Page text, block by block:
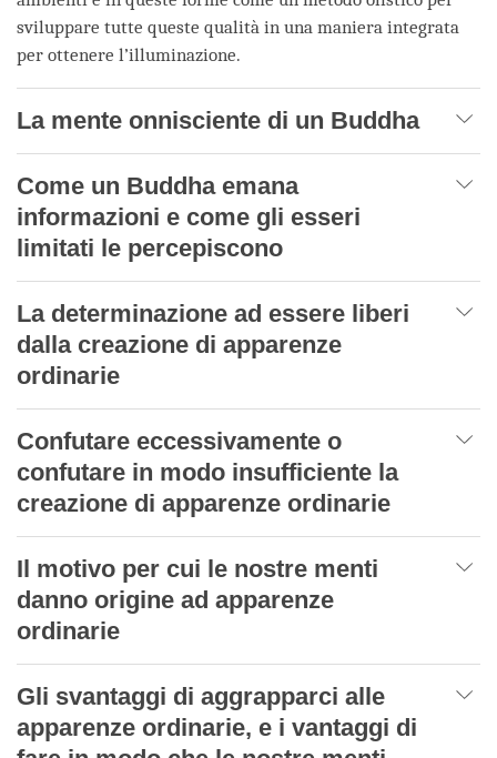
sviluppare tutte queste qualità in una maniera integrata
per ottenere l’illuminazione.
La mente onnisciente di un Buddha
Come un Buddha emana
informazioni e come gli esseri
limitati le percepiscono
La determinazione ad essere liberi
dalla creazione di apparenze
ordinarie
Confutare eccessivamente o
confutare in modo insufficiente la
creazione di apparenze ordinarie
Il motivo per cui le nostre menti
danno origine ad apparenze
ordinarie
Gli svantaggi di aggrapparci alle
apparenze ordinarie, e i vantaggi di